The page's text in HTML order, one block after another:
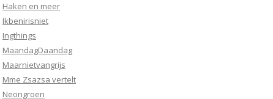
Haken en meer
Ikbenirisniet
Ingthings
MaandagDaandag
Maarnietvangrijs
Mme Zsazsa vertelt
Neongroen